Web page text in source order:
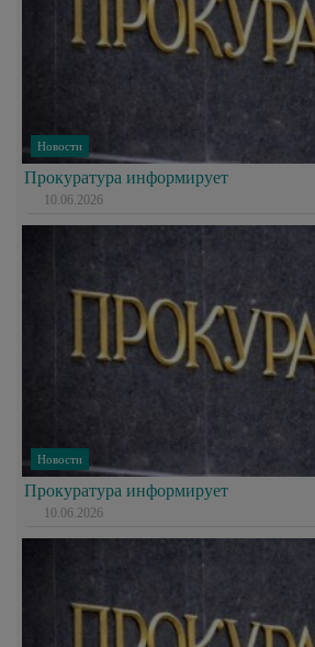
Новости
Прокуратура информирует
10.06.2026
Новости
Прокуратура информирует
10.06.2026